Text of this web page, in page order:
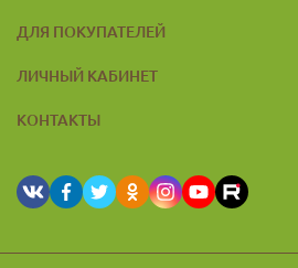
ДЛЯ ПОКУПАТЕЛЕЙ
ЛИЧНЫЙ КАБИНЕТ
КОНТАКТЫ